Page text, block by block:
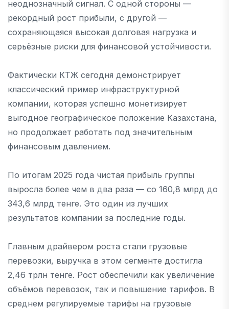
неоднозначный сигнал. С одной стороны —
рекордный рост прибыли, с другой —
сохраняющаяся высокая долговая нагрузка и
серьёзные риски для финансовой устойчивости.
Фактически КТЖ сегодня демонстрирует
классический пример инфраструктурной
компании, которая успешно монетизирует
выгодное географическое положение Казахстана,
но продолжает работать под значительным
финансовым давлением.
По итогам 2025 года чистая прибыль группы
выросла более чем в два раза — со 160,8 млрд до
343,6 млрд тенге. Это один из лучших
результатов компании за последние годы.
Главным драйвером роста стали грузовые
перевозки, выручка в этом сегменте достигла
2,46 трлн тенге. Рост обеспечили как увеличение
объёмов перевозок, так и повышение тарифов. В
среднем регулируемые тарифы на грузовые